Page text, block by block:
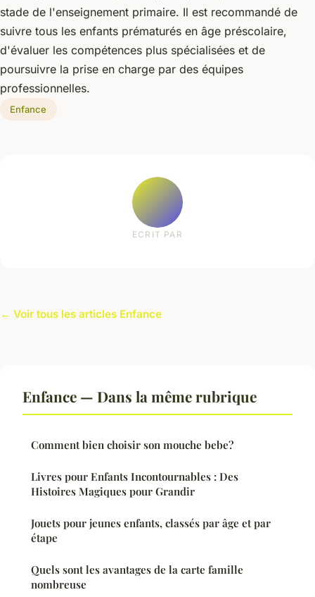
stade de l'enseignement primaire. Il est recommandé de
suivre tous les enfants prématurés en âge préscolaire,
d'évaluer les compétences plus spécialisées et de
poursuivre la prise en charge par des équipes
professionnelles.
Enfance
ECRIT PAR
← Voir tous les articles Enfance
Enfance — Dans la même rubrique
Comment bien choisir son mouche bebe?
Livres pour Enfants Incontournables : Des
Histoires Magiques pour Grandir
Jouets pour jeunes enfants, classés par âge et par
étape
Quels sont les avantages de la carte famille
nombreuse